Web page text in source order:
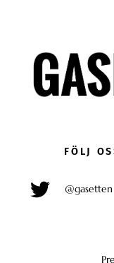
FÖLJ
@gasetten